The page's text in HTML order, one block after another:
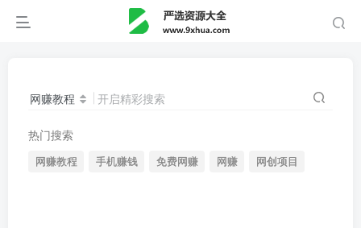
网赚教程 开启精彩搜索
热门搜索
网赚教程 手机赚钱 免费网赚 网赚 网创项目